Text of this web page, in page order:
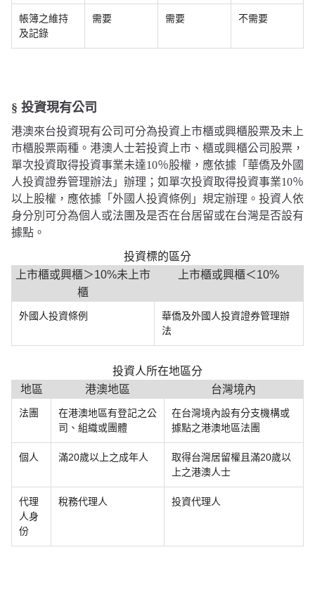
帳簿之維持
及記錄
需要 需要 不需要
§ 投資現有公司
港澳來台投資現有公司可分為投資上市櫃或興櫃股票及未上
市櫃股票兩種。港澳人士若投資上市、櫃或興櫃公司股票，
單次投資取得投資事業未達10％股權，應依據「華僑及外國
人投資證券管理辦法」辦理；如單次投資取得投資事業10％
以上股權，應依據「外國人投資條例」規定辦理。投資人依
身分別可分為個人或法團及是否在台居留或在台灣是否設有
據點。
投資標的區分
上市櫃或興櫃＞10%未上市
櫃
上市櫃或興櫃＜10%
外國人投資條例
華僑及外國人投資證券管理辦
法
投資人所在地區分
地區
港澳地區 台灣境內
法團
在港澳地區有登記之公
司、組織或團體
在台灣境內設有分支機構或
據點之港澳地區法團
個人 滿20歲以上之成年人
取得台灣居留權且滿20歲以
上之港澳人士
代理
人身
份
稅務代理人 投資代理人